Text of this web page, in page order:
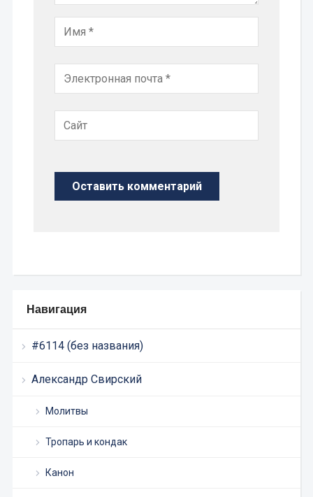
Навигация
#6114 (без названия)
Александр Свирский
Молитвы
Тропарь и кондак
Канон